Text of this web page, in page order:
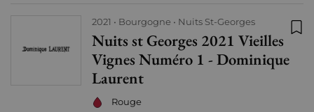
2021 Bourgogne Nuits St-Georges
Nuits st Georges 2021 Vieilles
Vignes Numéro 1 - Dominique
Laurent
Rouge